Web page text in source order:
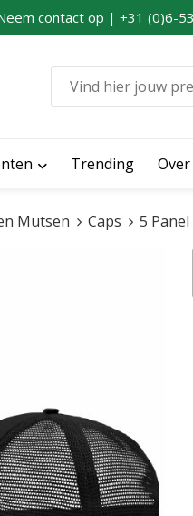
contact op | +31 (0)6-
Trending
Mutsen Caps 5 Panel